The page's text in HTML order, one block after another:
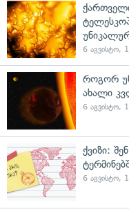
6 აგვისტო,
როგორ
ახალი
6 აგვისტო,
ქვიზი:
6 აგვისტო,